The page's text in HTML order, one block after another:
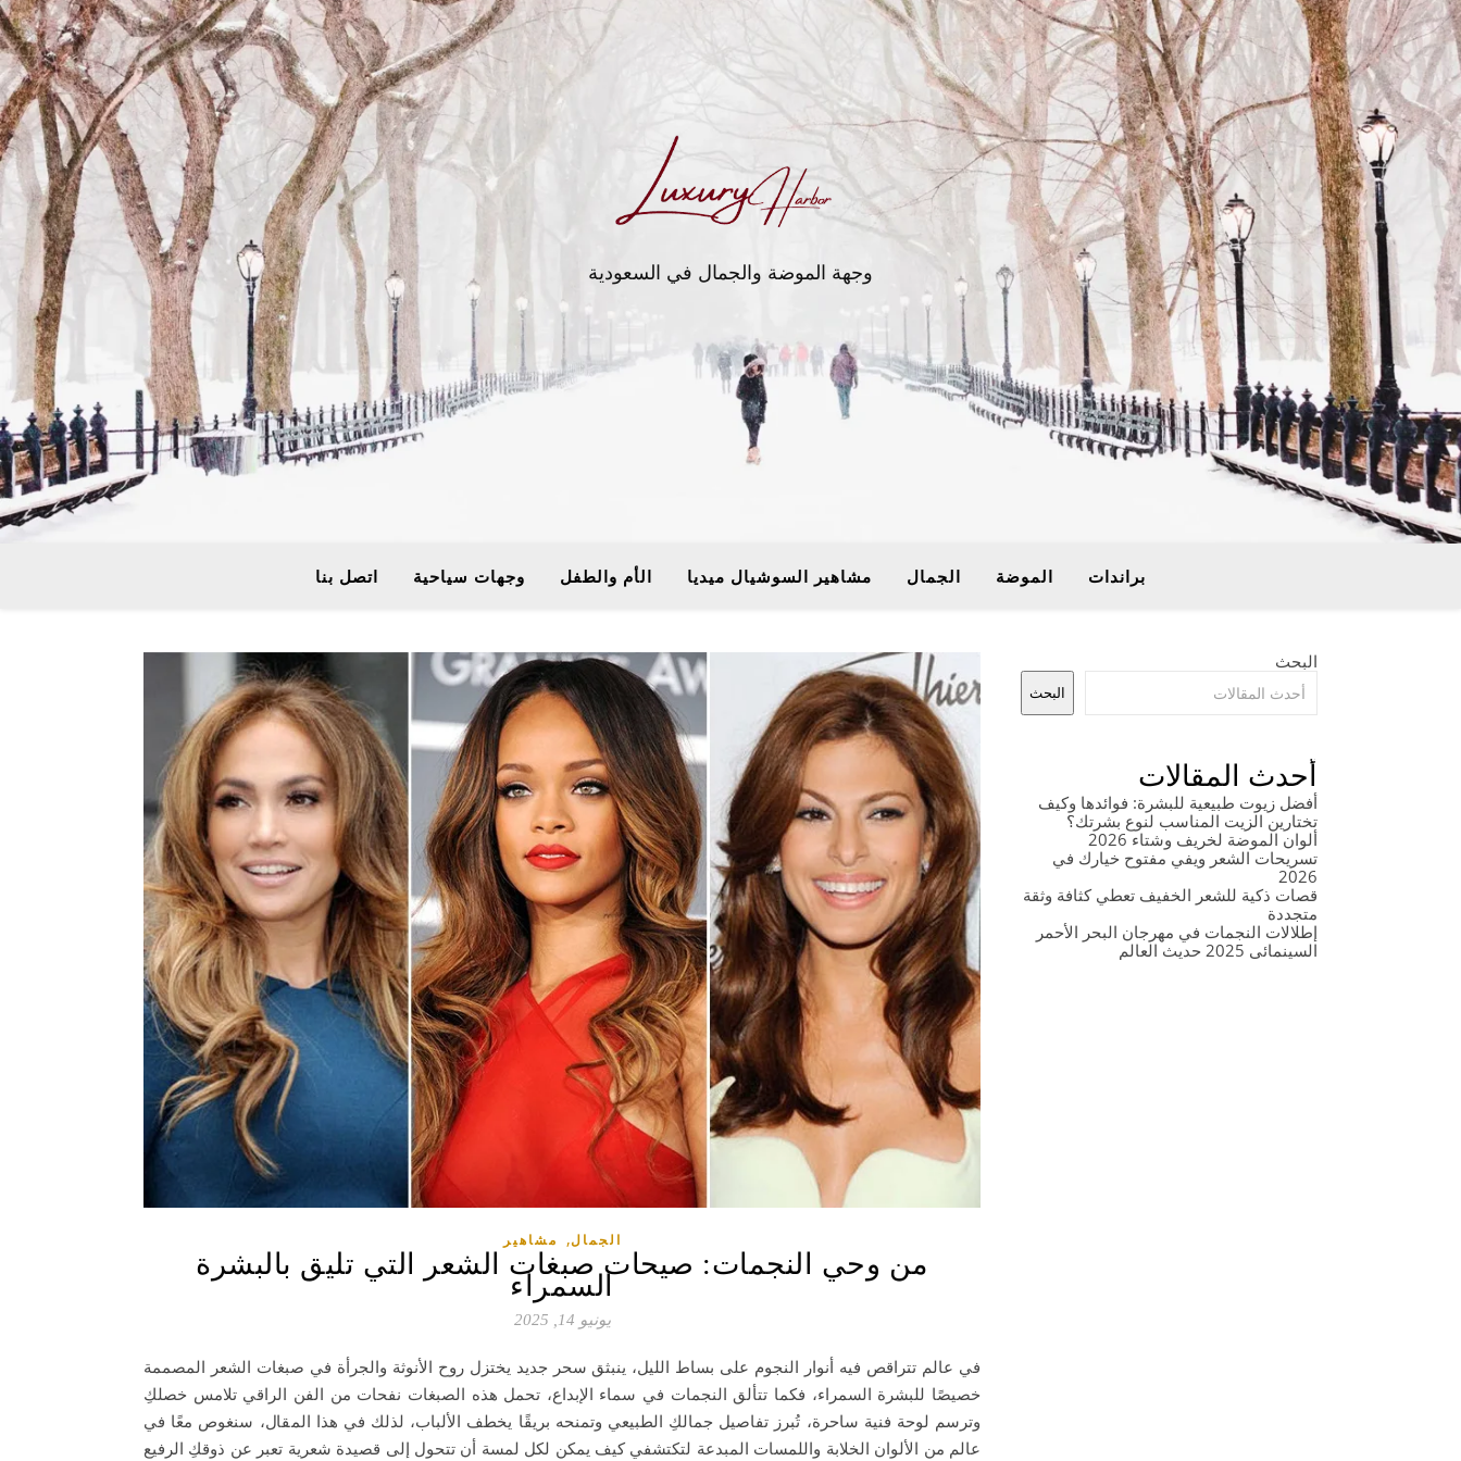
وجهة الموضة والجمال في السعودية
براندات الموضة الجمال مشاهير السوشيال ميديا الأم والطفل وجهات سياحية اتصل بنا
الجمال, مشاهير
من وحي النجمات: صيحات صبغات الشعر التي تليق بالبشرة
السمراء
يونيو 14, 2025
في عالم تتراقص فيه أنوار النجوم على بساط الليل، ينبثق سحر جديد يختزل روح الأنوثة والجرأة في صبغات الشعر المصممة
خصيصًا للبشرة السمراء، فكما تتألق النجمات في سماء الإبداع، تحمل هذه الصبغات نفحات من الفن الراقي تلامس خصلكِ
وترسم لوحة فنية ساحرة، تُبرز تفاصيل جمالكِ الطبيعي وتمنحه بريقًا يخطف الألباب، لذلك في هذا المقال، سنغوص معًا في
عالم من الألوان الخلابة واللمسات المبدعة لتكتشفي كيف يمكن لكل لمسة أن تتحول إلى قصيدة شعرية تعبر عن ذوقكِ الرفيع
البحث
البحث
أحدث المقالات
أفضل زيوت طبيعية للبشرة: فوائدها وكيف
تختارين الزيت المناسب لنوع بشرتك؟
ألوان الموضة لخريف وشتاء 2026
تسريحات الشعر ويفي مفتوح خيارك في
2026
قصات ذكية للشعر الخفيف تعطي كثافة وثقة
متجددة
إطلالات النجمات في مهرجان البحر الأحمر
السينمائي 2025 حديث العالم